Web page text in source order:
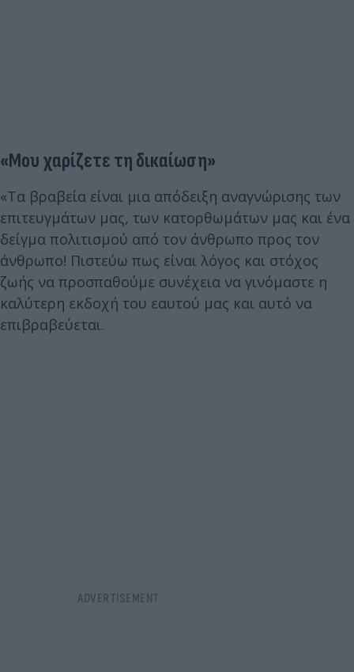
«Μου χαρίζετε τη δικαίωση»
«Τα βραβεία είναι μια απόδειξη αναγνώρισης των
επιτευγμάτων μας, των κατορθωμάτων μας και ένα
δείγμα πολιτισμού από τον άνθρωπο προς τον
άνθρωπο! Πιστεύω πως είναι λόγος και στόχος
ζωής να προσπαθούμε συνέχεια να γινόμαστε η
καλύτερη εκδοχή του εαυτού μας και αυτό να
επιβραβεύεται.